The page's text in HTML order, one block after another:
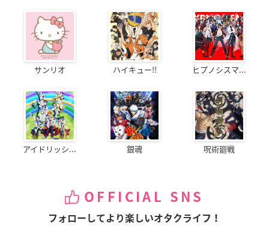
サンリオ ハイキュー!! ヒプノシスマ...
アイドリッシ... 銀魂 呪術廻戦
OFFICIAL SNS
フォローしてより楽しいオタクライフ！